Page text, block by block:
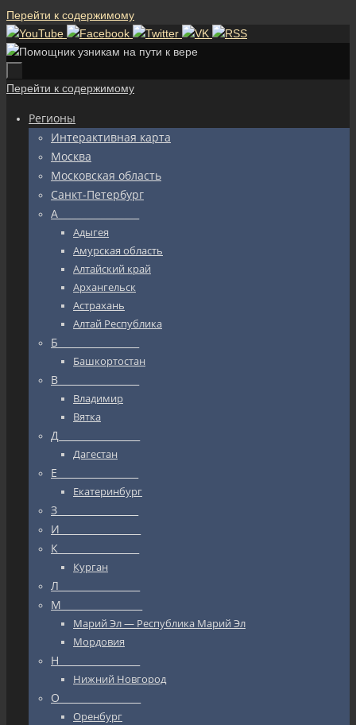
Перейти к содержимому
Перейти к содержимому
Регионы
Интерактивная карта
Москва
Московская область
Санкт-Петербург
А_________________
Адыгея
Амурская область
Алтайский край
Архангельск
Астрахань
Алтай Республика
Б_________________
Башкортостан
В_________________
Владимир
Вятка
Д_________________
Дагестан
Е_________________
Екатеринбург
З_________________
И_________________
К_________________
Курган
Л_________________
М_________________
Марий Эл — Республика Марий Эл
Мордовия
Н_________________
Нижний Новгород
О_________________
Оренбург